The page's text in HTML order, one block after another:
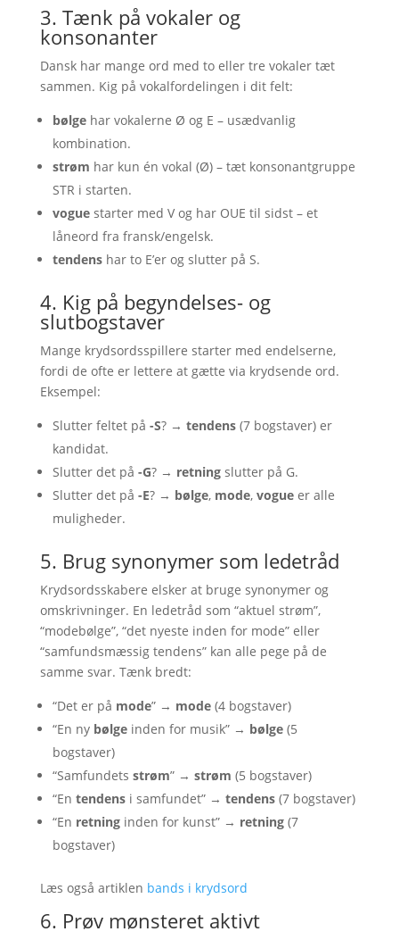
3. Tænk på vokaler og
konsonanter
Dansk har mange ord med to eller tre vokaler tæt
sammen. Kig på vokalfordelingen i dit felt:
bølgehar vokalerne Ø og E – usædvanlig
kombination.
strøm har kun én vokal (Ø) – tæt konsonantgruppe
STR i starten.
voguestarter med V og har OUE til sidst – et
låneord fra fransk/engelsk.
tendenshar to E’er og slutter på S.
4. Kig på begyndelses- og
slutbogstaver
Mange krydsordsspillere starter med endelserne,
fordi de ofte er lettere at gætte via krydsende ord.
Eksempel:
Slutter feltet på -S? → tendens(7 bogstaver) er
kandidat.
Slutter det på -G? → retningslutter på G.
Slutter det på -E? → bølge, mode, vogueer alle
muligheder.
5. Brug synonymer som ledetråd
Krydsordsskabere elsker at bruge synonymer og
omskrivninger. En ledetråd som “aktuel strøm”,
“modebølge”, “det nyeste inden for mode” eller
“samfundsmæssig tendens” kan alle pege på de
samme svar. Tænk bredt:
“Det er på mode” → mode(4 bogstaver)
“En ny bølgeinden for musik” → bølge(5
bogstaver)
“Samfundets strøm” → strøm (5 bogstaver)
“En tendensi samfundet” → tendens(7 bogstaver)
“En retninginden for kunst” → retning(7
bogstaver)
Læs også artiklen bands i krydsord
6. Prøv mønsteret aktivt